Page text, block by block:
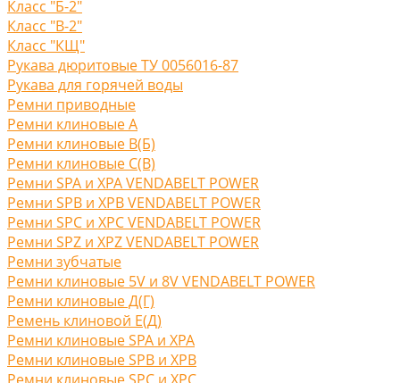
Класс "Б-2"
Класс "В-2"
Класс "КЩ"
Рукава дюритовые ТУ 0056016-87
Рукава для горячей воды
Ремни приводные
Ремни клиновые A
Ремни клиновые В(Б)
Ремни клиновые С(B)
Ремни SPA и XPA VENDABELT POWER
Ремни SPB и XPB VENDABELT POWER
Ремни SPC и XPC VENDABELT POWER
Ремни SPZ и XPZ VENDABELT POWER
Ремни зубчатые
Ремни клиновые 5V и 8V VENDABELT POWER
Ремни клиновые Д(Г)
Ремень клиновой Е(Д)
Ремни клиновые SPA и XPA
Ремни клиновые SPB и XPB